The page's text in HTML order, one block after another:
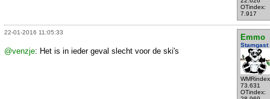
OTindex:
7.917
22-01-2016 11:05:33
Emmo
Stamgast
73.631
OTindex:
@venzje: Het is in ieder geval slecht voor de ski's